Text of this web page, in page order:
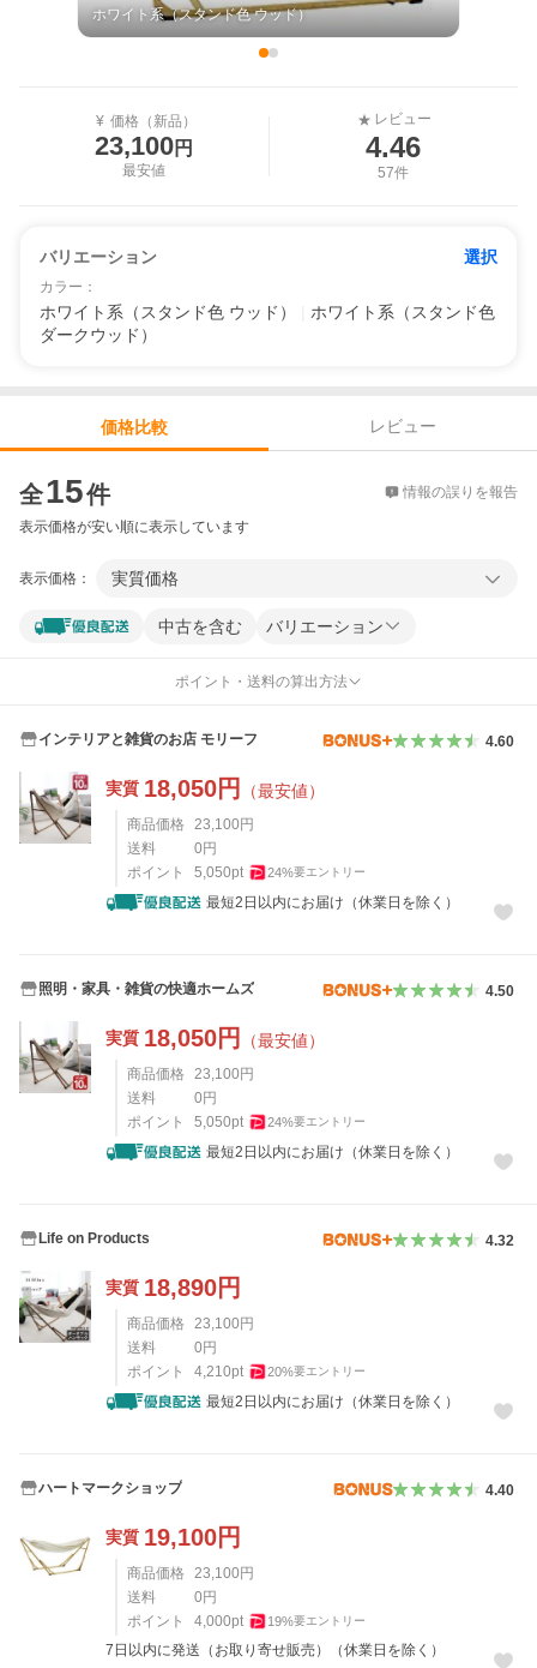
ホワイト系（スタンド色 ウッド）
¥ 価格（新品）
23,100円
最安値
★ レビュー
4.46
57件
バリエーション 選択
カラー ：
ホワイト系（スタンド色 ウッド）
ホワイト系（スタンド色
ダークウッド）
価格比較
レビュー
全15件 情報の誤りを報告
表示価格が安い順に表示しています
表示価格： 実質価格
中古を含む バリエーション
ポイント・送料の算出方法
インテリアと雑貨のお店 モリーフ 4.60
実質 18,050円 （最安値）
商品価格 23,100円
送料
0円
ポイント
5,050pt 24%要エントリー
最短2日以内にお届け（休業日を除く）
照明・家具・雑貨の快適ホームズ 4.50
実質 18,050円 （最安値）
商品価格 23,100円
送料
0円
ポイント
5,050pt 24%要エントリー
最短2日以内にお届け（休業日を除く）
Life on Products 4.32
実質 18,890円
商品価格 23,100円
送料
0円
ポイント
4,210pt 20%要エントリー
最短2日以内にお届け（休業日を除く）
ハートマークショップ 4.40
実質 19,100円
商品価格 23,100円
送料
0円
ポイント
4,000pt 19%要エントリー
7日以内に発送（お取り寄せ販売）（休業日を除く）